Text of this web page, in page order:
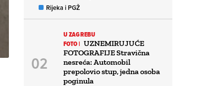
Rijeka i PGŽ
U ZAGREBU
FOTO | UZNEMIRUJUĆE
FOTOGRAFIJE Stravična
nesreća: Automobil
prepolovio stup, jedna osoba
poginula